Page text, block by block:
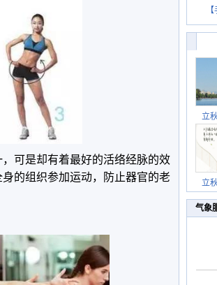
可是却有着最好的活络经脉的效
的组织参加运动，防止器官的老
立
立
气象